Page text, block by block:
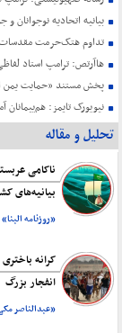
بیانیه اتحادیه
تداوم هتک‌حرمت
هاآرتص: ترامپ استاد
پخش مستند «حمایت یمن
نیویورک تایمز:
تحلیل و مقاله
ناکامی
بیانیه‌های
«روزنامه البنا»
کرانه
انفجار بزرگ
«عبدالناصر